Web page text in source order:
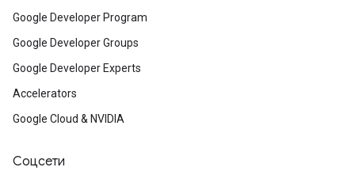
Google Developer Program
Google Developer Groups
Google Developer Experts
Accelerators
Google Cloud & NVIDIA
Соцсети